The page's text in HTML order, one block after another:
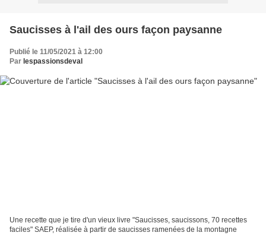
Saucisses à l'ail des ours façon paysanne
Publié le 11/05/2021 à 12:00
Par lespassionsdeval
Une recette que je tire d'un vieux livre "Saucisses, saucissons, 70 recettes
faciles" SAEP, réalisée à partir de saucisses ramenées de la montagne